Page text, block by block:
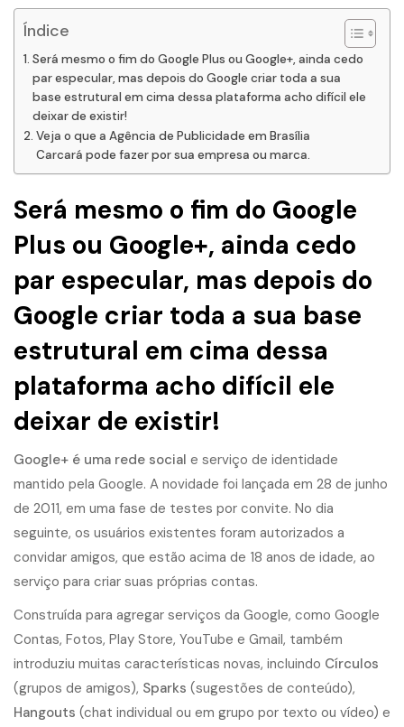
Índice
Será mesmo o fim do Google Plus ou Google+, ainda cedo
par especular, mas depois do Google criar toda a sua
base estrutural em cima dessa plataforma acho difícil ele
deixar de existir!
Veja o que a Agência de Publicidade em Brasília
Carcará pode fazer por sua empresa ou marca.
Será mesmo o fim do Google
Plus ou Google+, ainda cedo
par especular, mas depois do
Google criar toda a sua base
estrutural em cima dessa
plataforma acho difícil ele
deixar de existir!
Google+ é uma rede social e serviço de identidade
mantido pela Google. A novidade foi lançada em 28 de junho
de 2011, em uma fase de testes por convite. No dia
seguinte, os usuários existentes foram autorizados a
convidar amigos, que estão acima de 18 anos de idade, ao
serviço para criar suas próprias contas.
Construída para agregar serviços da Google, como Google
Contas, Fotos, Play Store, YouTube e Gmail, também
introduziu muitas características novas, incluindo Círculos
(grupos de amigos), Sparks (sugestões de conteúdo),
Hangouts (chat individual ou em grupo por texto ou vídeo) e